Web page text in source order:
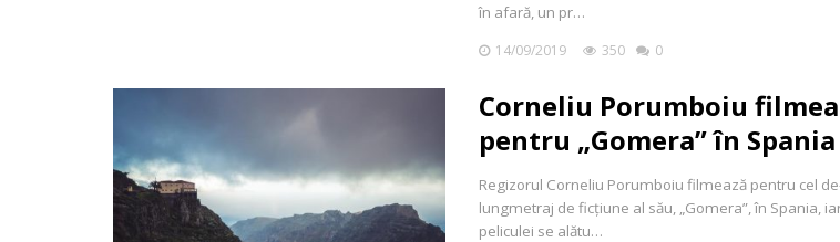
în afară, un pr…
14/09/2019 350 0
Corneliu Porumboiu
pentru „Gomera” în Spania
Regizorul Corneliu Porumboiu filmează pentru cel
lungmetraj de ficțiune al său, „Gomera”, în Spania,
peliculei se alătu…